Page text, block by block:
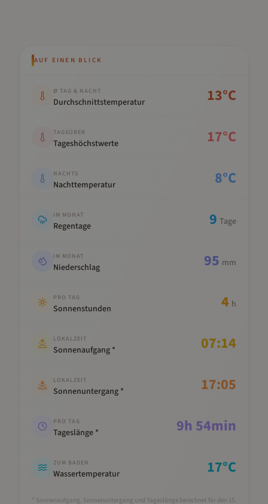
AUF EINEN BLICK
Ø TAG & NACHT
Durchschnittstemperatur 13°C
TAGSÜBER
Tageshöchstwerte 17°C
NACHTS
Nachttemperatur 8°C
IM MONAT
Regentage 9 Tage
IM MONAT
Niederschlag 95 mm
PRO TAG
Sonnenstunden 4 h
LOKALZEIT
Sonnenaufgang * 07:14
LOKALZEIT
Sonnenuntergang * 17:05
PRO TAG
Tageslänge * 9h 54min
ZUM BADEN
Wassertemperatur 17°C
* Sonnenaufgang, Sonnenuntergang und Tageslänge berechnet für den 15.